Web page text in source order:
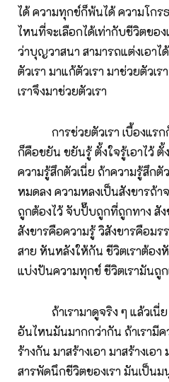
ได้ ความทุกข์ก็พ้นได้ ความโกร
ไหนที่จะเลือกได้เท่ากับชีวิตของ
ว่าบุญวาสนา สามารถแต่งเอาได้
ตัวเรา มาแก้ตัวเรา มาช่วยตัวเ
เราจึงมาช่วยตัวเรา
การช่วยตัวเรา เบื้องแรกก็ส
ก็คือขยัน ขยันรู้ ตั้งใจรู้เอาไว้
ความรู้สึกตัวเนี่ย ถ้าความรู้สึก
หมดลง ความหลงเป็นสังขารถ้า
ถูกต้องไว้ จับปั๊บถูกที่ถูกทาง สัง
สังขารคือความรู้ วิสังขารคือม
สาย หันหลังให้กัน ชีวิตเราต้อ
แบ่งปันความทุกข์ ชีวิตเรามันถู
ถ้าเรามาดูจริง ๆ แล้วเนี่ย
อันไหนมันมากกว่ากัน ถ้าเรามี
ร้างกัน มาสร้างเอา มาสร้างเอ
สารพัดนึกชีวิตของเรา มันเป็น